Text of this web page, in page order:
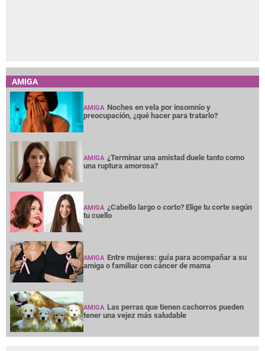
AMIGA
AMIGA Noches en vela por insomnio y
preocupación, ¿qué hacer para tratarlo?
AMIGA ¿Terminar una amistad duele tanto como
una ruptura amorosa?
AMIGA ¿Cabello largo o corto? Elige tu corte según
tu cuello
AMIGA Entre mujeres: guía para acompañar a su
amiga o familiar con cáncer de mama
AMIGA Las perras que tienen cachorros pueden
tener una vejez más saludable